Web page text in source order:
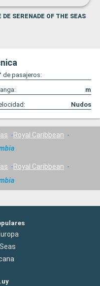
SERENADE OF THE SEAS
de pasajeros:
m
Nudos
Royal Caribbean
Royal Caribbean